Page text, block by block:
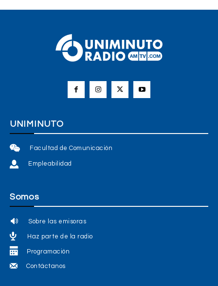
UNIMINUTO
Facultad de Comunicación
Empleabilidad
Somos
Sobre las emisoras
Haz parte de la radio
Programación
Contáctanos